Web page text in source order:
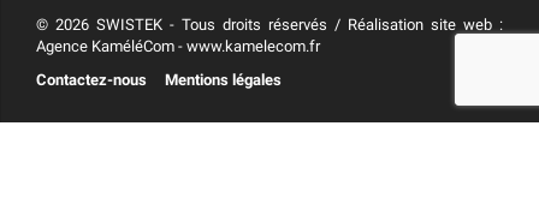
© 2026 SWISTEK - Tous droits réservés / Réalisation site web :
Agence KaméléCom - www.kamelecom.fr
Contactez-nous
Mentions légales